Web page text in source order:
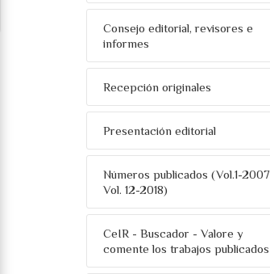
Consejo editorial, revisores e
informes
Recepción originales
Presentación editorial
Números publicados (Vol.1-
Vol. 12-2018)
CeIR - Buscador - Valore y
comente los trabajos publicados